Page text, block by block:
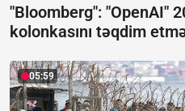
"Bloomberg": "OpenAI"
kolonkasını təqdim
05:59